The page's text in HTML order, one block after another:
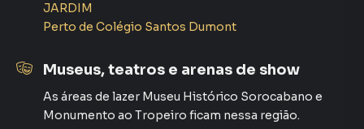
JARDIM
Perto de Colégio Santos Dumont
Museus, teatros e arenas de show
As áreas de lazer Museu Histórico Sorocabano e
Monumento ao Tropeiro ficam nessa região.